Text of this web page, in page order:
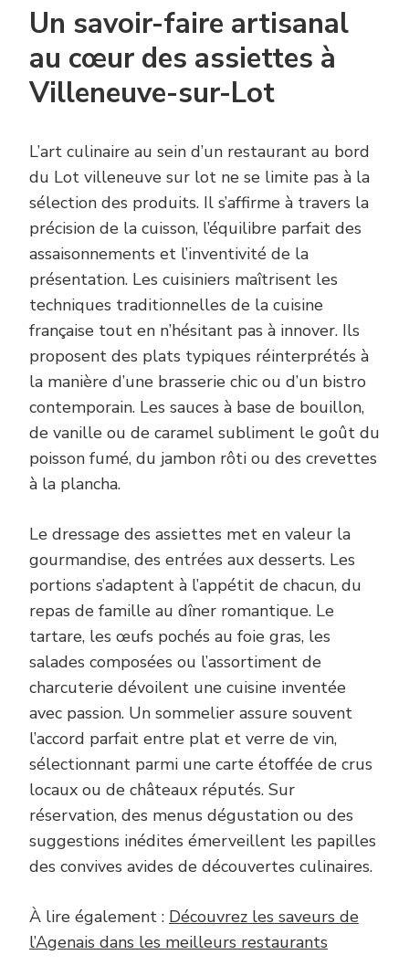
Un savoir-faire artisanal
au cœur des assiettes à
Villeneuve-sur-Lot
L’art culinaire au sein d’un restaurant au bord
du Lot villeneuve sur lot ne se limite pas à la
sélection des produits. Il s’affirme à travers la
précision de la cuisson, l’équilibre parfait des
assaisonnements et l’inventivité de la
présentation. Les cuisiniers maîtrisent les
techniques traditionnelles de la cuisine
française tout en n’hésitant pas à innover. Ils
proposent des plats typiques réinterprétés à
la manière d’une brasserie chic ou d’un bistro
contemporain. Les sauces à base de bouillon,
de vanille ou de caramel subliment le goût du
poisson fumé, du jambon rôti ou des crevettes
à la plancha.
Le dressage des assiettes met en valeur la
gourmandise, des entrées aux desserts. Les
portions s’adaptent à l’appétit de chacun, du
repas de famille au dîner romantique. Le
tartare, les œufs pochés au foie gras, les
salades composées ou l’assortiment de
charcuterie dévoilent une cuisine inventée
avec passion. Un sommelier assure souvent
l’accord parfait entre plat et verre de vin,
sélectionnant parmi une carte étoffée de crus
locaux ou de châteaux réputés. Sur
réservation, des menus dégustation ou des
suggestions inédites émerveillent les papilles
des convives avides de découvertes culinaires.
À lire également : Découvrez les saveurs de
l’Agenais dans les meilleurs restaurants